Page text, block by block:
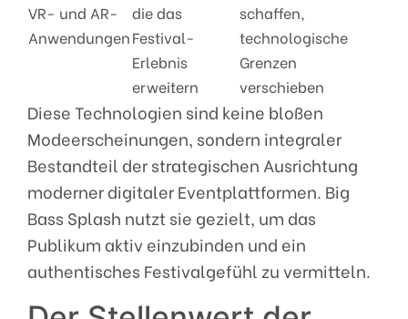
VR- und AR-
Anwendungen
die das
Festival-
Erlebnis
erweitern
schaffen,
technologische
Grenzen
verschieben
Diese Technologien sind keine bloßen
Modeerscheinungen, sondern integraler
Bestandteil der strategischen Ausrichtung
moderner digitaler Eventplattformen. Big
Bass Splash nutzt sie gezielt, um das
Publikum aktiv einzubinden und ein
authentisches Festivalgefühl zu vermitteln.